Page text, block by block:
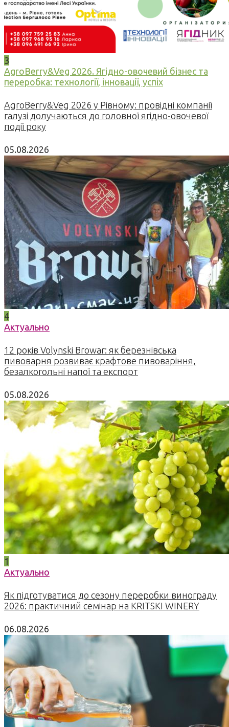
3
AgroBerry&Veg 2026. Ягідно-овочевий бізнес та
переробка: технології, інновації, успіх
AgroBerry&Veg 2026 у Рівному: провідні компанії
галузі долучаються до головної ягідно-овочевої
події року
05.08.2026
4
Актуально
12 років Volynski Browar: як березнівська
пивоварня розвиває крафтове пивоваріння,
безалкогольні напої та експорт
05.08.2026
1
Актуально
Як підготуватися до сезону переробки винограду
2026: практичний семінар на KRITSKI WINERY
06.08.2026